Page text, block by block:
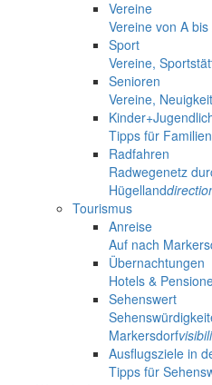
Vereine
Vereine von A bis
Sport
Vereine,
Senioren
Vereine,
Tipps für Familien
Radfahren
Radwegenetz
Hügelland
Tourismus
Anreise
Auf nach
Übernachtungen
Hotels &
Sehenswert
Markersdorf
Ausflugsziele in
Tipps für